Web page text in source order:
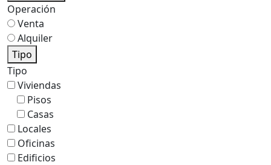
Operación
Venta
Alquiler
Tipo
Tipo
Viviendas
Pisos
Casas
Locales
Oficinas
Edificios